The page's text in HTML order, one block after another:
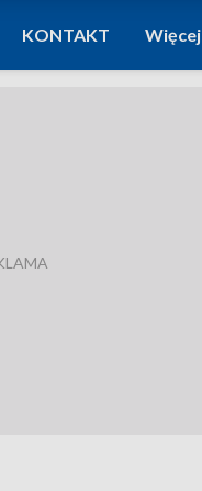
KONTAKT Więcej